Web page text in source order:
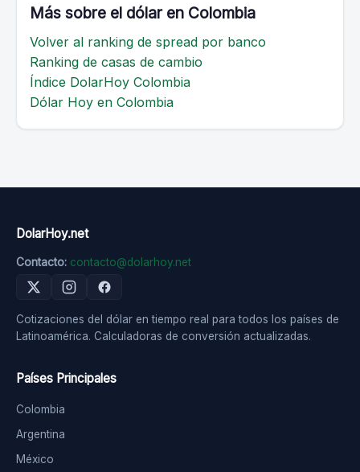
Más sobre el dólar en Colombia
Volver al ranking de spread por banco
Ranking de casas de cambio
Índice DolarHoy Colombia
Dólar Hoy en Colombia
DolarHoy.net
Contacto: contacto@dolarhoy.net
Cotizaciones del dólar en tiempo real para todos los países de
Latinoamérica. Calculadoras de conversión actualizadas.
Países Principales
Colombia
Argentina
México